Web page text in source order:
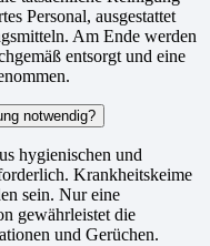
Personal, ausgestattet
Am Ende werden
entsorgt und eine
notwendig?
hygienischen und
Krankheitskeime
sein. Nur eine
gewährleistet die
und Gerüchen.